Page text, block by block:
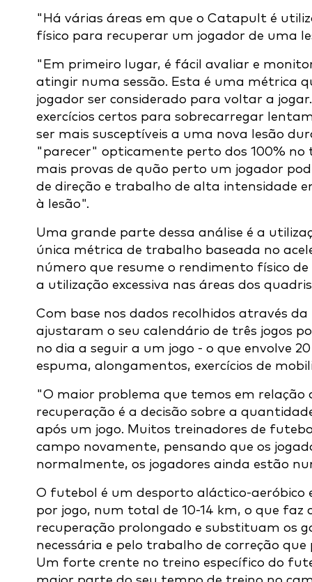
"Há várias áreas em que o Catapult é
físico para recuperar um jogador de uma
"Em primeiro lugar, é fácil avaliar e
atingir numa sessão. Esta é uma métrica
jogador ser considerado para voltar a
exercícios certos para sobrecarregar
ser mais susceptíveis a uma nova lesão
"parecer" opticamente perto dos 100%
mais provas de quão perto um jogador
de direção e trabalho de alta intensidade
à lesão".
Uma grande parte dessa análise é a
única métrica de trabalho baseada no
número que resume o rendimento físico
a utilização excessiva nas áreas dos
Com base nos dados recolhidos através
ajustaram o seu calendário de três jogos
no dia a seguir a um jogo - o que envolve
espuma, alongamentos, exercícios de
"O maior problema que temos em
recuperação é a decisão sobre a
após um jogo. Muitos treinadores de
campo novamente, pensando que os
normalmente, os jogadores ainda estão
O futebol é um desporto aláctico-aeróbico
por jogo, num total de 10-14 km, o que faz
recuperação prolongado e substituam os
necessária e pelo trabalho de correção que
Um forte crente no treino específico do